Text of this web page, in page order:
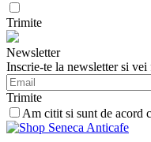
Trimite
Newsletter
Inscrie-te la newsletter si
Trimite
Am citit si sunt de acord